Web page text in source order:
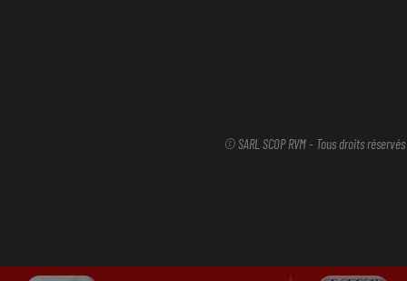
© SARL SCOP RVM - Tous droits réservés